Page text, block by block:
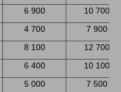
6 900
10 700
4 700
7 900
8 100
12 700
6 400
10 100
5 000
7 500